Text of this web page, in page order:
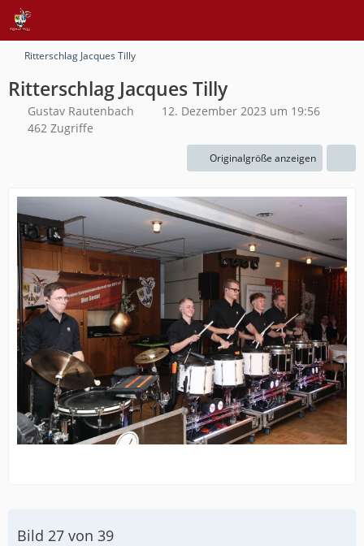
Ritterschlag Jacques Tilly
Ritterschlag Jacques Tilly
Gustav Rautenbach
12. Dezember 2023 um 19:56
462 Zugriffe
Originalgröße anzeigen
Bild 27 von 39